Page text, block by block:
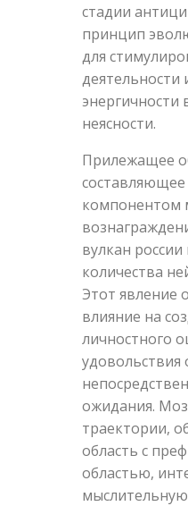
стадии
принцип
для
деятельности
энергичности
неясности.
Прилежащее
компонентом
вулкан
количества
Этот явление
влияние на
личностного
удовольствия
ожидания.
траектории,
область с
областью,